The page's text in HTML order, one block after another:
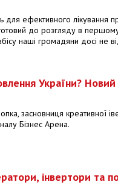
для ефективного лікування
до розгляду в
наші громадяни досі не
України?
засновниця креативної
Бізнес Арена.
інвертори та